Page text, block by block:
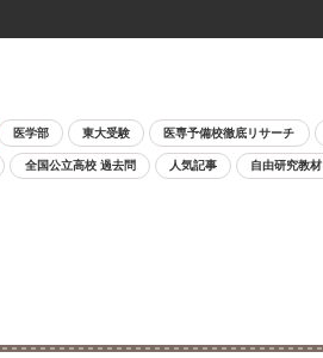
医学部 東大受験 医専予備校徹底リサーチ
全国公立高校 過去問 人気記事 自由研究教材